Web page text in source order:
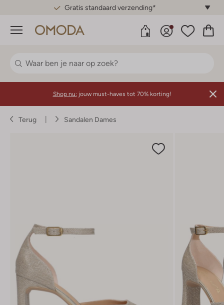
Gratis standaard verzending*
Menu
Shop nu: jouw must-haves tot 70% korting!
Terug Sandalen Dames